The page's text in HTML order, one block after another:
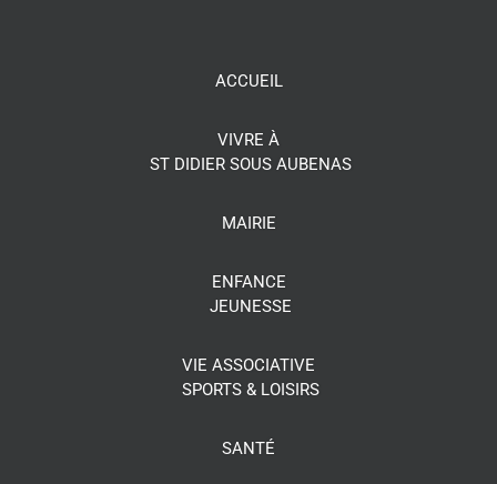
ACCUEIL
VIVRE À
ST DIDIER SOUS AUBENAS
MAIRIE
ENFANCE
JEUNESSE
VIE ASSOCIATIVE
SPORTS & LOISIRS
SANTÉ